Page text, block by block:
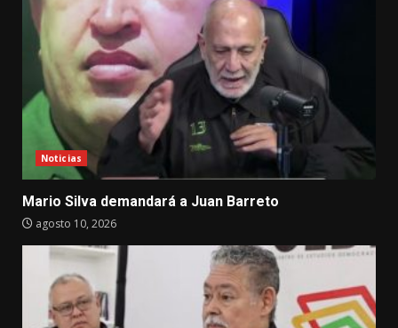
Noticias
Mario Silva demandará a Juan Barreto
agosto 10, 2026